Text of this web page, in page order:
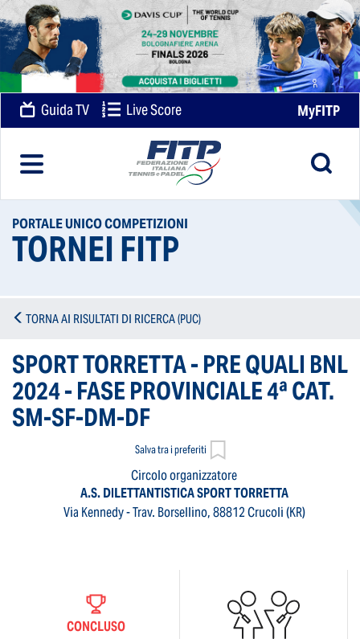
Guida TV Live Score MyFITP
PORTALE UNICO COMPETIZIONI
TORNEI FITP
TORNA AI RISULTATI DI RICERCA (PUC)
SPORT TORRETTA - PRE QUALI BNL
2024 - FASE PROVINCIALE 4ª CAT.
SM-SF-DM-DF
Circolo organizzatore
A.S. DILETTANTISTICA SPORT TORRETTA
Via Kennedy - Trav. Borsellino, 88812 Crucoli (KR)
Salva tra i preferiti
CONCLUSO